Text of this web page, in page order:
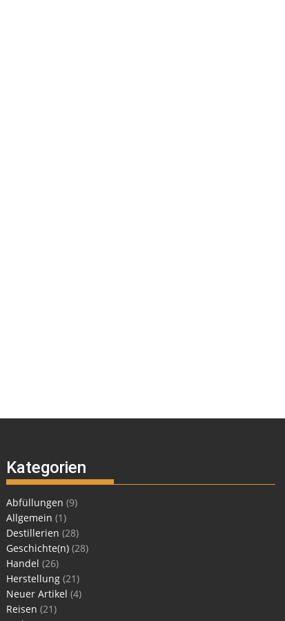
Kategorien
Abfüllungen (9)
Allgemein (1)
Destillerien (28)
Geschichte(n)(28)
Handel (26)
Herstellung(21)
Neuer Artikel (4)
Reisen (21)